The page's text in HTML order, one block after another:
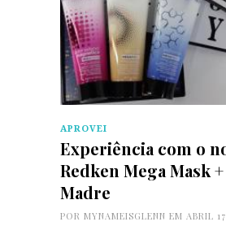
APROVEI
Experiência com o
Redken Mega Mask
Madre
POR MYNAMEISGLENN EM ABRIL